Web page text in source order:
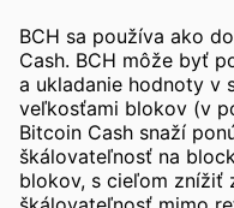
BCH sa používa ako
Cash. BCH môže byť
a ukladanie hodnoty v
veľkosťami blokov (v
Bitcoin Cash snaží
škálovateľnosť na
blokov, s cieľom znížiť